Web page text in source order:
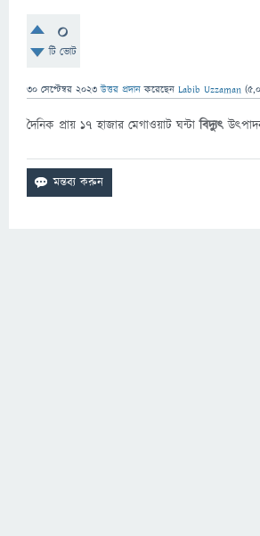
0
টি ভোট
30 সেপ্টেম্বর 2023 উত্তর প্রদান করেছেন Labib Uzzaman (
দৈনিক প্রায় ১৭ হাজার মেগাওয়াট ঘন্টাবিদ্যুৎ